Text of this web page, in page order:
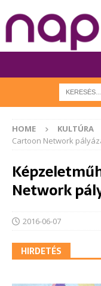
HOME KULTÚRA
Cartoon Network
Network
2016-06-07
HIRDETÉS